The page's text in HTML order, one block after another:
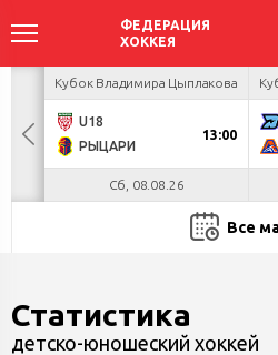
Кубок Владимира Цыплакова
U18
РЫЦАРИ
13:00
Сб, 08.08.26
Все
Статистика
детско-юношеский хоккей